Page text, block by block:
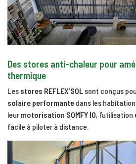
Des stores anti-chaleur pour
thermique
Les stores REFLEX’SOL sont conçus
solaire performante dans les
leurmotorisation SOMFY IO,
facile à piloter à distance.